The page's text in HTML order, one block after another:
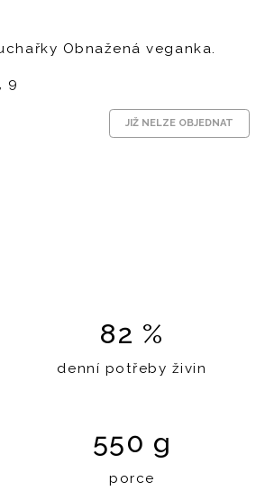
Obnažená veganka.
9
JIŽ NELZE OBJEDNAT
82 %
denní potřeby živin
550 g
porce